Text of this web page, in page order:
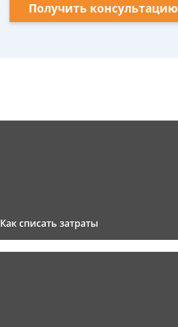
Получить консультацию
Как списать затраты